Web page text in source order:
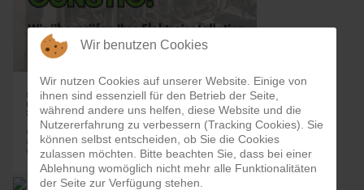
Wir benutzen Cookies
Wir nutzen Cookies auf unserer Website. Einige von
ihnen sind essenziell für den Betrieb der Seite,
während andere uns helfen, diese Website und die
Nutzererfahrung zu verbessern (Tracking Cookies). Sie
können selbst entscheiden, ob Sie die Cookies
zulassen möchten. Bitte beachten Sie, dass bei einer
Ablehnung womöglich nicht mehr alle Funktionalitäten
der Seite zur Verfügung stehen.